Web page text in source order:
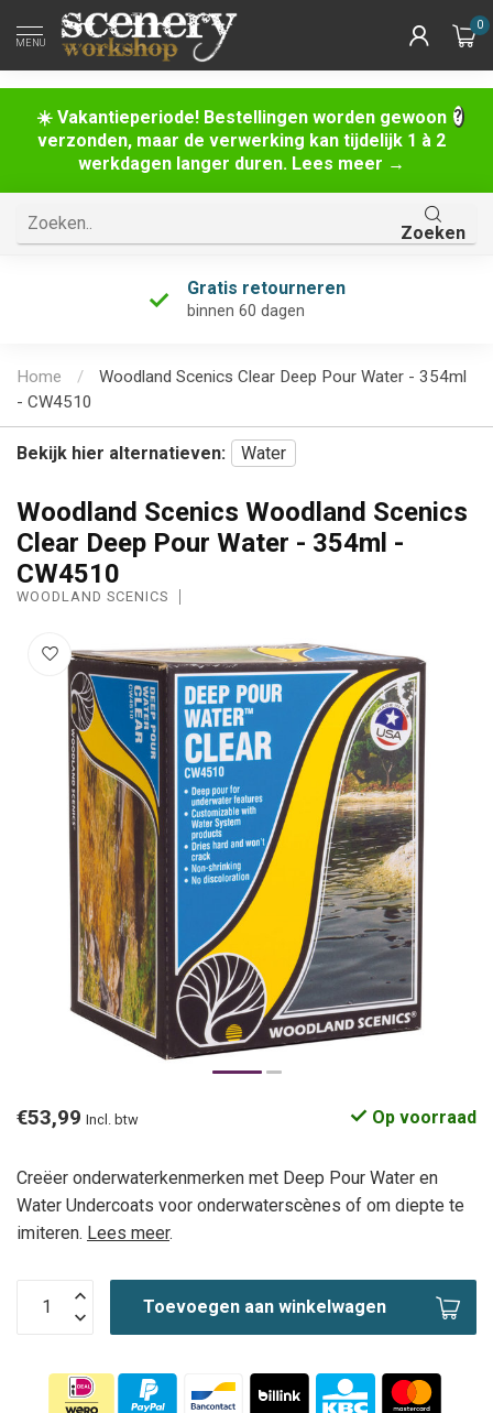
☀️ Vakantieperiode! Bestellingen worden gewoon
verzonden, maar de verwerking kan tijdelijk 1 à 2
werkdagen langer duren. Lees meer →
MENU
0
Zoeken
Gratis retourneren
binnen 60 dagen
Home /
Woodland Scenics Clear Deep Pour Water - 354ml
- CW4510
Bekijk hier alternatieven: Water
Woodland Scenics Woodland Scenics
Clear Deep Pour Water - 354ml -
CW4510
WOODLAND SCENICS
€53,99 Incl. btw Op voorraad
Creëer onderwaterkenmerken met Deep Pour Water en
Water Undercoats voor onderwaterscènes of om diepte te
imiteren. Lees meer.
Toevoegen aan winkelwagen